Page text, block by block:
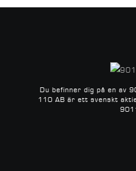
Du befinner dig på en av
110 AB är ett svenskt